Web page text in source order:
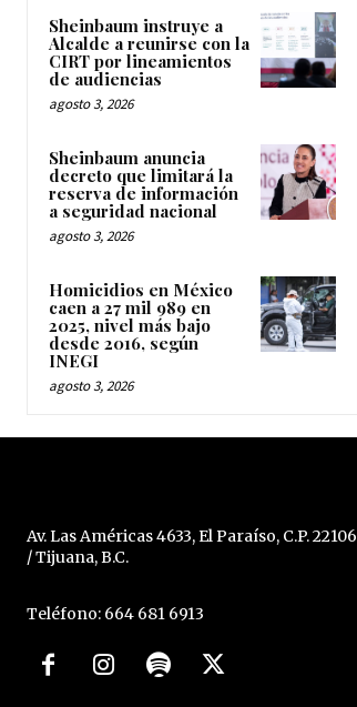
Sheinbaum instruye a
Alcalde a reunirse con la
CIRT por lineamientos
de audiencias
agosto 3, 2026
Sheinbaum anuncia
decreto que limitará la
reserva de información
a seguridad nacional
agosto 3, 2026
Homicidios en México
caen a 27 mil 989 en
2025, nivel más bajo
desde 2016, según
INEGI
agosto 3, 2026
Av. Las Américas 4633, El Paraíso, C.P. 22106
/ Tijuana, B.C.
Teléfono: 664 681 6913